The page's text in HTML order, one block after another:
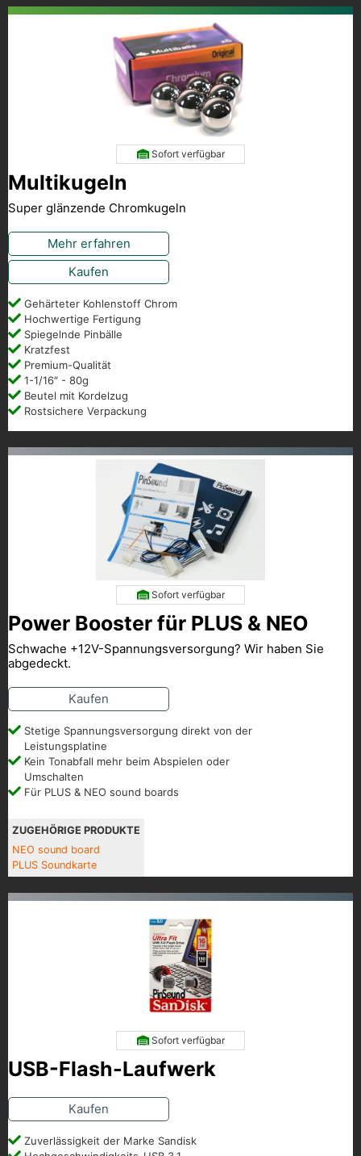
Sofort verfügbar
Multikugeln
Super glänzende Chromkugeln
Mehr erfahren
Kaufen
Gehärteter Kohlenstoff Chrom
Hochwertige Fertigung
Spiegelnde Pinbälle
Kratzfest
Premium-Qualität
1-1/16″ - 80g
Beutel mit Kordelzug
Rostsichere Verpackung
Sofort verfügbar
Power Booster für PLUS & NEO
Schwache +12V-Spannungsversorgung? Wir haben Sie
abgedeckt.
Kaufen
Stetige Spannungsversorgung direkt von der
Leistungsplatine
Kein Tonabfall mehr beim Abspielen oder
Umschalten
Für PLUS & NEO sound boards
ZUGEHÖRIGE PRODUKTE
NEO sound board
PLUS Soundkarte
Sofort verfügbar
USB-Flash-Laufwerk
Kaufen
Zuverlässigkeit der Marke Sandisk